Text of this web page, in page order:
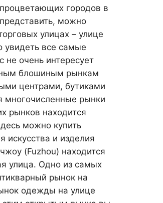
городов в
можно
улицах – улице
увидеть все самые
очень интересует
блошиным рынкам
центрами, бутиками
многочисленные рынки
рынков находится
можно купить
искусства и изделия
(Fuzhou) находится
улица. Одно из самых
рынок на
одежды на улице